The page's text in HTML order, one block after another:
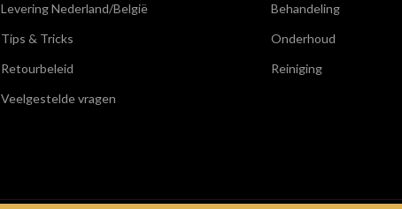
Levering Nederland/België
Tips & Tricks
Retourbeleid
Veelgestelde vragen
Behandeling
Onderhoud
Reiniging